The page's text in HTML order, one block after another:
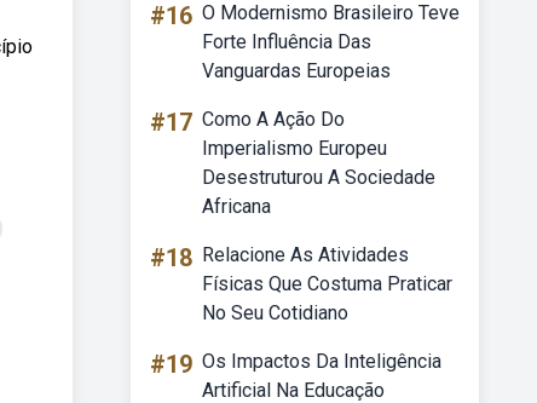
#16 O Modernismo Brasileiro Teve
Forte Influência Das
Vanguardas Europeias
#17 Como A Ação Do
Imperialismo Europeu
Desestruturou A Sociedade
Africana
#18 Relacione As Atividades
Físicas Que Costuma Praticar
No Seu Cotidiano
#19 Os Impactos Da Inteligência
Artificial Na Educação